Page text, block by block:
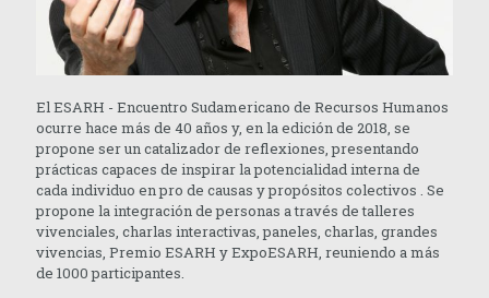
El ESARH - Encuentro Sudamericano de Recursos Humanos
ocurre hace más de 40 años y, en la edición de 2018, se
propone ser un catalizador de reflexiones, presentando
prácticas capaces de inspirar la potencialidad interna de
cada individuo en pro de causas y propósitos colectivos . Se
propone la integración de personas a través de talleres
vivenciales, charlas interactivas, paneles, charlas, grandes
vivencias, Premio ESARH y ExpoESARH, reuniendo a más
de 1000 participantes.